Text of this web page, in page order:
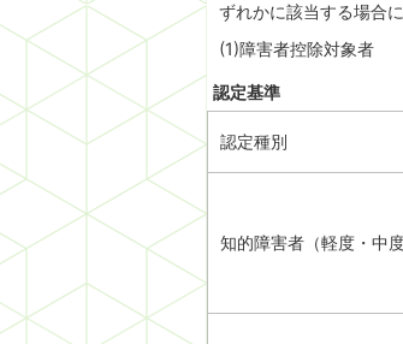
ずれかに該当する場合
(1)障害者控除対象者
認定基準
認定種別
知的障害者（軽度・中